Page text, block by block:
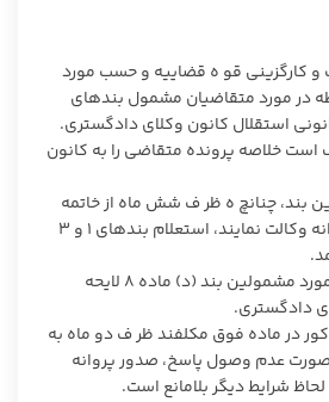
و کارگزینی قو ه قضاییه و حسب مورد
در مورد متقاضیان مشمول بندهای
۸ لایحه قانونی استقلال کانون وکلای دادگستری.
است خلاصه پرونده متقاضی را به کانون
بند، چنانچ ه ظر ف شش ماه از خاتمه
خدمت قضایی، تقاضای پروانه وکالت نمایند، استعلام بندهای ۱ و ۳
۵ . محل خدمت متقاضی درمورد مشمولین بند (د) ماده ۸ لایحه
دادگستری.
مذکور در ماده فوق مکلفند ظر ف دو ماه به
عدم وصول پاسخ، صدور پروانه
شرایط دیگر بلامانع است.